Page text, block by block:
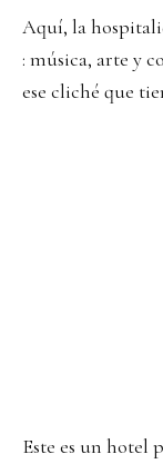
Aquí, la
: música, arte y
ese cliché que
Este es un hotel